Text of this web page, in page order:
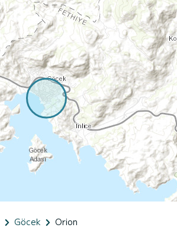
Göcek Orion